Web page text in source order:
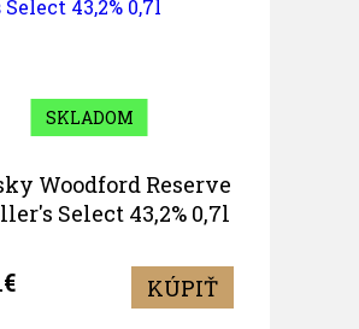
SKLADOM
Woodford Reserve
Select 43,2% 0,7l
KÚPIŤ